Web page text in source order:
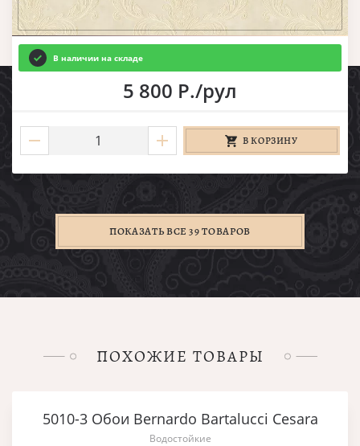
В наличии на складе
5 800 Р./рул
В КОРЗИНУ
ПОКАЗАТЬ ВСЕ 39 ТОВАРОВ
ПОХОЖИЕ ТОВАРЫ
5010-3 Обои Bernardo Bartalucci Cesara
Водостойкие